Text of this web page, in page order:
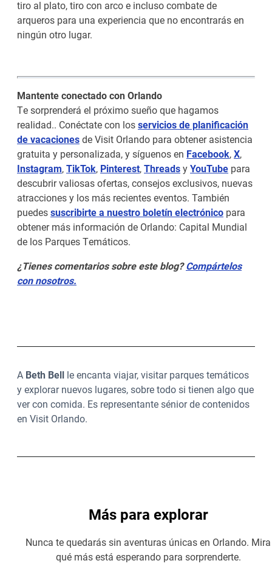
tiro al plato, tiro con arco e incluso combate de
arqueros para una experiencia que no encontrarás en
ningún otro lugar.
Mantente conectado con Orlando
Te sorprenderá el próximo sueño que hagamos
realidad.. Conéctate con losservicios de planificación
de vacacionesde Visit Orlando para obtener asistencia
gratuita y personalizada, y síguenos en Facebook,X,
Instagram,TikTok, Pinterest,ThreadsyYouTube para
descubrir valiosas ofertas, consejos exclusivos, nuevas
atracciones y los más recientes eventos. También
puedessuscribirte a nuestro boletín electrónico para
obtener más información de Orlando: Capital Mundial
de los Parques Temáticos.
¿Tienes comentarios sobre este blog?Compártelos
con nosotros.
A Beth Bell le encanta viajar, visitar parques temáticos
y explorar nuevos lugares, sobre todo si tienen algo que
ver con comida. Es representante sénior de contenidos
en Visit Orlando.
Más para explorar
Nunca te quedarás sin aventuras únicas en Orlando. Mira
qué más está esperando para sorprenderte.